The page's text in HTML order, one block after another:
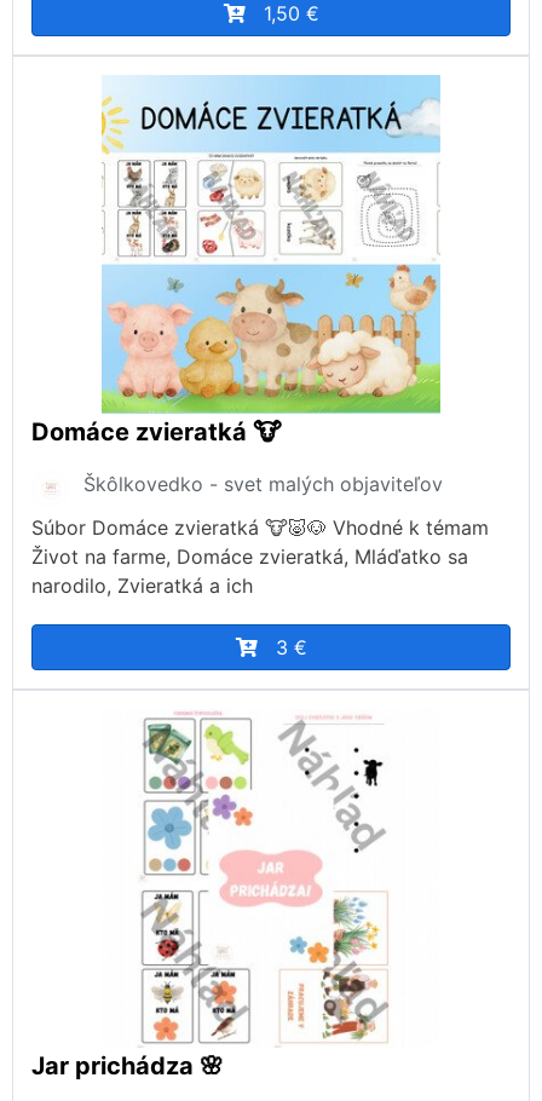
1,50 €
Domáce zvieratká 🐮
Škôlkovedko - svet malých objaviteľov
Súbor Domáce zvieratká 🐮🐷🐶 Vhodné k témam
Život na farme, Domáce zvieratká, Mláďatko sa
narodilo, Zvieratká a ich
3 €
Jar prichádza 🌸